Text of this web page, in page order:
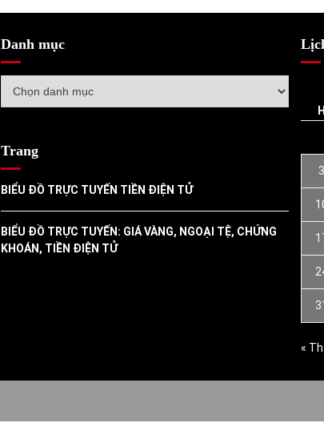
Danh mục
mục
Trang
BIỂU ĐỒ TRỰC TUYẾN TIỀN ĐIỆN TỬ
BIỂU ĐỒ TRỰC TUYẾN: GIÁ VÀNG, NGOẠI TỆ, CHỨNG
KHOÁN, TIỀN ĐIỆN TỬ
3
«